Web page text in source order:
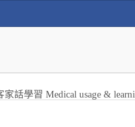
話學習 Medical usage &